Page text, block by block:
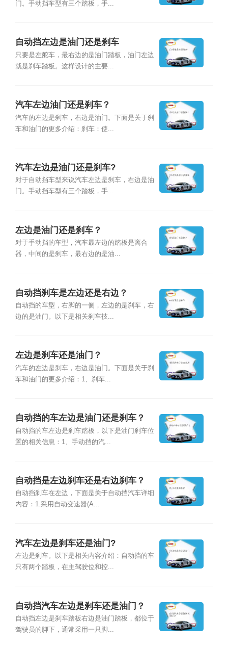
门。手动挡车型有三个踏板，手...
自动挡左边是油门还是刹车
只要是左舵车，最右边的是油门踏板，油门左边
就是刹车踏板。这样设计的主要...
汽车左边油门还是刹车？
汽车的左边是刹车，右边是油门。下面是关于刹
车和油门的更多介绍：刹车：使...
汽车左边是油门还是刹车?
对于自动挡车型来说汽车左边是刹车，右边是油
门。手动挡车型有三个踏板，手...
左边是油门还是刹车？
对于手动挡的车型，汽车最左边的踏板是离合
器，中间的是刹车，最右边的是油...
自动挡刹车是左边还是右边？
自动挡的车型，右脚的一侧，左边的是刹车，右
边的是油门。以下是相关刹车技...
左边是刹车还是油门？
汽车的左边是刹车，右边是油门。下面是关于刹
车和油门的更多介绍：1、刹车...
自动挡的车左边是油门还是刹车？
自动挡的车左边是刹车踏板，以下是油门刹车位
置的相关信息：1、手动挡的汽...
自动挡是左边刹车还是右边刹车？
自动挡刹车在左边，下面是关于自动挡汽车详细
内容：1.采用自动变速器(A...
汽车左边是刹车还是油门?
左边是刹车。以下是相关内容介绍：自动挡的车
只有两个踏板，在主驾驶位和控...
自动挡汽车左边是刹车还是油门？
自动挡左边是刹车踏板右边是油门踏板，都位于
驾驶员的脚下，通常采用一只脚...